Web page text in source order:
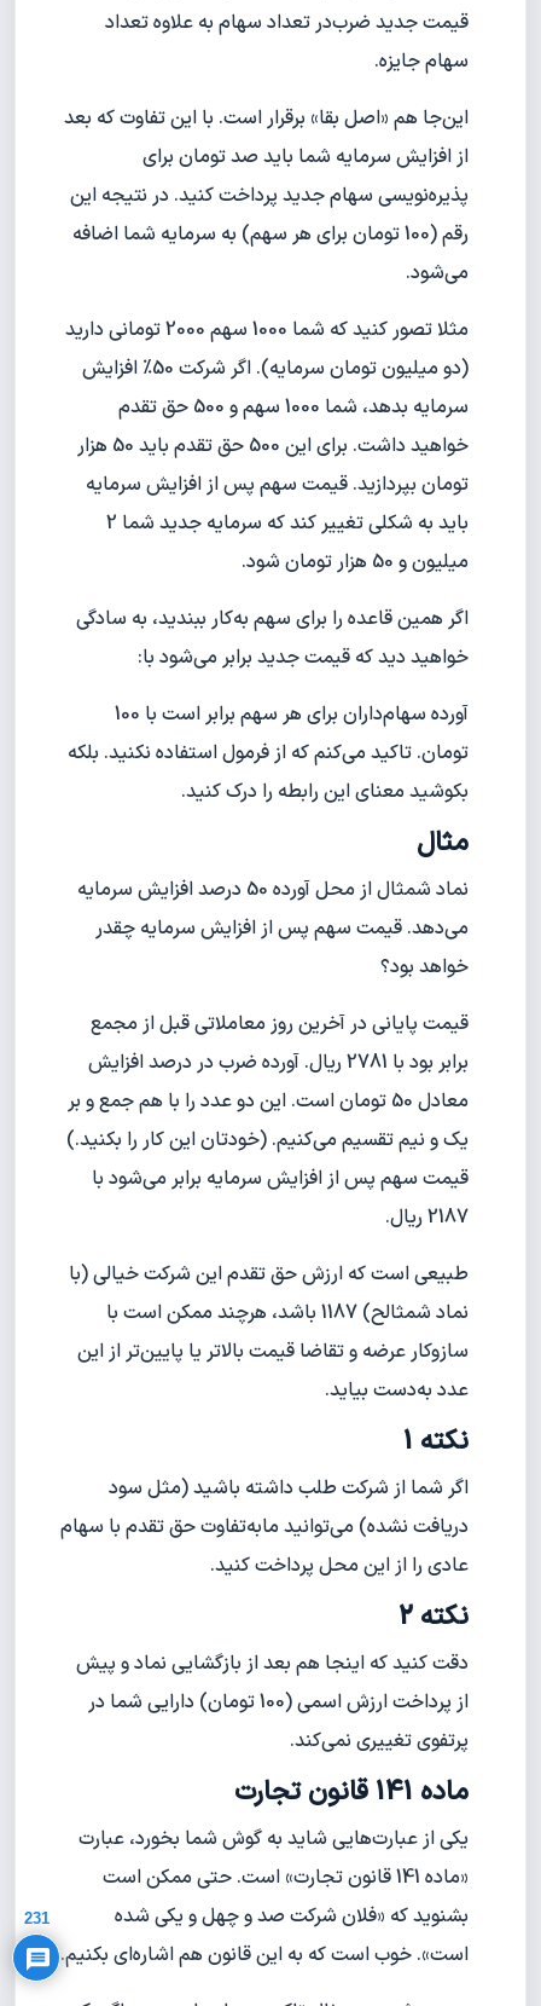
قیمت جدید ضرب‌در تعداد سهام به علاوه تعداد
سهام جایزه.
این‌جا هم «اصل بقا» برقرار است. با این تفاوت که بعد
از افزایش سرمایه شما باید صد تومان برای
پذیره‌نویسی سهام جدید پرداخت کنید. در نتیجه این
رقم (100 تومان برای هر سهم) به سرمایه شما اضافه
می‌شود.
مثلا تصور کنید که شما 1000 سهم 2000 تومانی دارید
(دو میلیون تومان سرمایه). اگر شرکت 50% افزایش
سرمایه بدهد، شما 1000 سهم و 500 حق تقدم
خواهید داشت. برای این 500 حق تقدم باید 50 هزار
تومان بپردازید. قیمت سهم پس از افزایش سرمایه
باید به شکلی تغییر کند که سرمایه جدید شما 2
میلیون و 50 هزار تومان شود.
اگر همین قاعده را برای سهم به‌کار ببندید، به سادگی
خواهید دید که قیمت جدید برابر می‌شود با:
آورده سهام‌داران برای هر سهم برابر است با 100
تومان. تاکید می‌کنم که از فرمول استفاده نکنید. بلکه
بکوشید معنای این رابطه را درک کنید.
مثال
نماد شمثال از محل آورده 50 درصد افزایش سرمایه
می‌دهد. قیمت سهم پس از افزایش سرمایه چقدر
خواهد بود؟
قیمت پایانی در آخرین روز معاملاتی قبل از مجمع
برابر بود با 2781 ریال. آورده ضرب در درصد افزایش
معادل 50 تومان است. این دو عدد را با هم جمع و بر
یک و نیم تقسیم می‌کنیم. (خودتان این کار را بکنید.)
قیمت سهم پس از افزایش سرمایه برابر می‌شود با
2187 ریال.
طبیعی است که ارزش حق تقدم این شرکت خیالی (با
نماد شمثالح) 1187 باشد، هرچند ممکن است با
سازوکار عرضه و تقاضا قیمت بالاتر یا پایین‌تر از این
عدد به‌دست بیاید.
نکته 1
اگر شما از شرکت طلب داشته باشید (مثل سود
دریافت نشده) می‌توانید ما‌به‌تفاوت حق تقدم با سهام
عادی را از این محل پرداخت کنید.
نکته 2
دقت کنید که اینجا هم بعد از بازگشایی نماد و پیش
از پرداخت ارزش اسمی (100 تومان) دارایی شما در
پرتفوی تغییری نمی‌کند.
ماده 141 قانون تجارت
یکی از عبارت‌هایی شاید به گوش شما بخورد، عبارت
«ماده 141 قانون تجارت» است. حتی ممکن است
بشنوید که «فلان شرکت صد و چهل و یکی شده
است». خوب است که به این قانون هم اشاره‌ای بکنیم.
Privacy Policy
231